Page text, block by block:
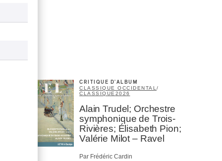
CRITIQUE D'ALBUM
CLASSIQUE OCCIDENTAL /
CLASSIQUE 2026
Alain Trudel; Orchestre
symphonique de Trois-
Rivières; Élisabeth Pion;
Valérie Milot – Ravel
Par Frédéric Cardin